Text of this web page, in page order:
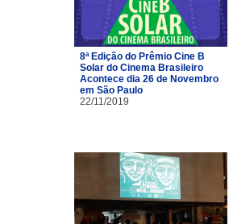
8ª Edição do Prêmio Cine B
Solar do Cinema Brasileiro
Acontece dia 26 de Novembro
em São Paulo
22/11/2019